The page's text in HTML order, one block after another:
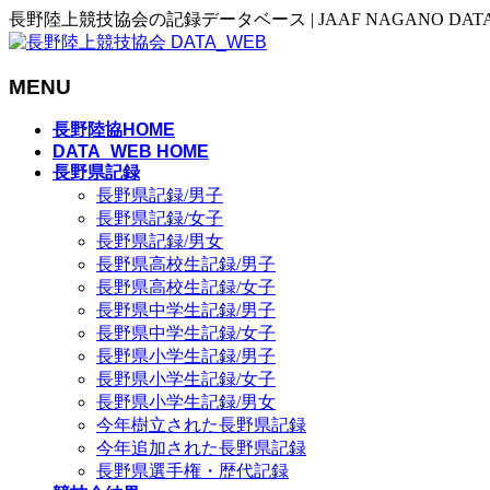
長野陸上競技協会の記録データベース | JAAF NAGANO
MENU
長野陸協HOME
DATA_WEB HOME
長野県記録
長野県記録/男子
長野県記録/女子
長野県記録/男女
長野県高校生記録/男子
長野県高校生記録/女子
長野県中学生記録/男子
長野県中学生記録/女子
長野県小学生記録/男子
長野県小学生記録/女子
長野県小学生記録/男女
今年樹立された長野県記録
今年追加された長野県記録
長野県選手権・歴代記録